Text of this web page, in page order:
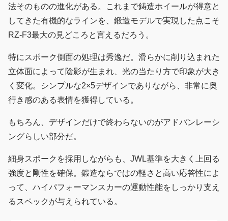
法そのものの進化がある。これまで鋳造ホイールが得意と
してきた有機的なラインを、鍛造モデルで実現した点こそ
RZ-F3最大の見どころと言えるだろう。
特にスポーク側面の処理は秀逸だ。滑らかに削り込まれた
立体面によって陰影が生まれ、光の当たり方で印象が大き
く変化。シンプルな2×5デザインでありながら、非常に奥
行き感のある表情を獲得している。
もちろん、デザインだけで終わらないのがアドバンレーシ
ングらしい部分だ。
細身スポークを採用しながらも、JWL基準を大きく上回る
強度と剛性を確保。鍛造ならではの軽さと高い応答性によ
って、ハイパフォーマンスカーの運動性能をしっかり支え
るスペックが与えられている。